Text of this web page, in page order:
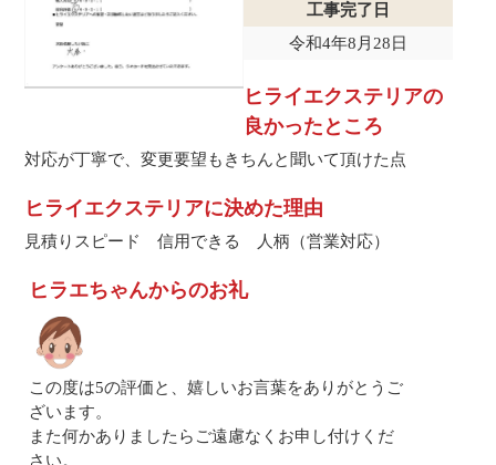
工事完了日
令和4年8月28日
ヒライエクステリアの
良かったところ
対応が丁寧で、変更要望もきちんと聞いて頂けた点
ヒライエクステリアに決めた理由
見積りスピード 信用できる 人柄（営業対応）
ヒラエちゃんからのお礼
この度は5の評価と、嬉しいお言葉をありがとうご
ざいます。
また何かありましたらご遠慮なくお申し付けくだ
さい。